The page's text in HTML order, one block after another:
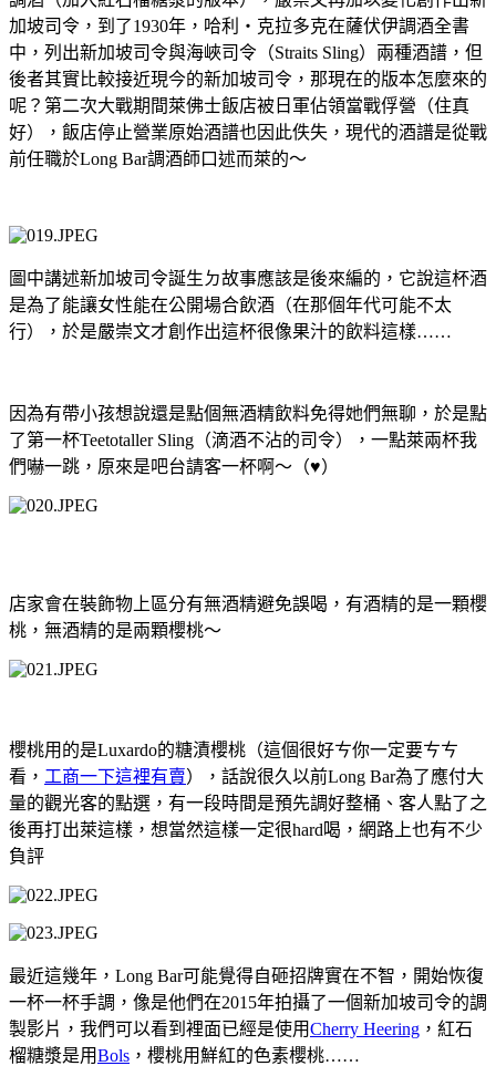
加坡司令，到了1930年，哈利‧克拉多克在薩伏伊調酒全書
中，列出新加坡司令與海峽司令（Straits Sling）兩種酒譜，但
後者其實比較接近現今的新加坡司令，那現在的版本怎麼來的
呢？第二次大戰期間萊佛士飯店被日軍佔領當戰俘營（住真
好），飯店停止營業原始酒譜也因此佚失，現代的酒譜是從戰
前任職於Long Bar調酒師口述而萊的～
圖中講述新加坡司令誕生ㄉ故事應該是後來編的，它說這杯酒
是為了能讓女性能在公開場合飲酒（在那個年代可能不太
行），於是嚴崇文才創作出這杯很像果汁的飲料這樣……
因為有帶小孩想說還是點個無酒精飲料免得她們無聊，於是點
了第一杯Teetotaller Sling （滴酒不沾的司令），一點萊兩杯我
們嚇一跳，原來是吧台請客一杯啊～（♥）
店家會在裝飾物上區分有無酒精避免誤喝，有酒精的是一顆櫻
桃，無酒精的是兩顆櫻桃～
櫻桃用的是Luxardo的糖漬櫻桃（這個很好ㄘ你一定要ㄘㄘ
看， 工商一下這裡有賣），話說很久以前Long Bar為了應付大
量的觀光客的點選，有一段時間是預先調好整桶、客人點了之
後再打出萊這樣，想當然這樣一定很hard喝，網路上也有不少
負評
最近這幾年， Long Bar可能覺得自砸招牌實在不智，開始恢復
一杯一杯手調，像是他們在2015年拍攝了一個新加坡司令的調
製影片，我們可以看到裡面已經是使用Cherry Heering ，紅石
榴糖漿是用Bols ，櫻桃用鮮紅的色素櫻桃……